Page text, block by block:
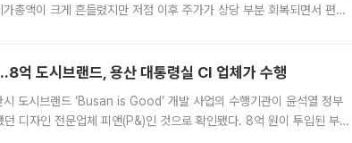
총액이 크게 흔들렸지만 저점 이후 주가가 상당 부분 회복되면서 편입
도시브랜드, 용산 대통령실 CI 업체가 수행
도시브랜드 ‘Busan is Good’ 개발 사업의 수행기관이 윤석열 정부
디자인 전문업체 피앤(P&)인 것으로 확인됐다. 8억 원이 투입된 부산